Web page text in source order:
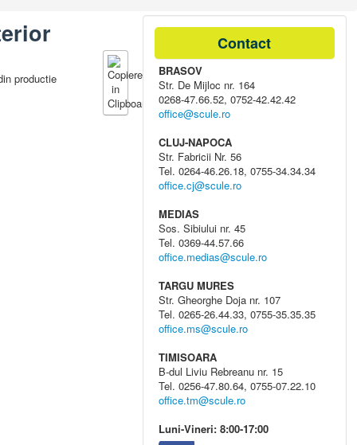
productie
Contact
BRASOV
Str. De Mijloc nr. 164
0268-47.66.52, 0752-42.42.42
office@scule.ro
CLUJ-NAPOCA
Str. Fabricii Nr. 56
Tel. 0264-46.26.18, 0755-34.34.34
office.cj@scule.ro
MEDIAS
Sos. Sibiului nr. 45
Tel. 0369-44.57.66
office.medias@scule.ro
TARGU MURES
Str. Gheorghe Doja nr. 107
Tel. 0265-26.44.33, 0755-35.35.35
office.ms@scule.ro
TIMISOARA
B-dul Liviu Rebreanu nr. 15
Tel. 0256-47.80.64, 0755-07.22.10
office.tm@scule.ro
Luni-Vineri: 8:00-17:00